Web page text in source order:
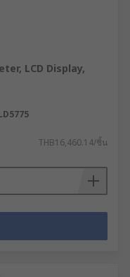
LCD Display,
THB16,460.14/ชิ้น